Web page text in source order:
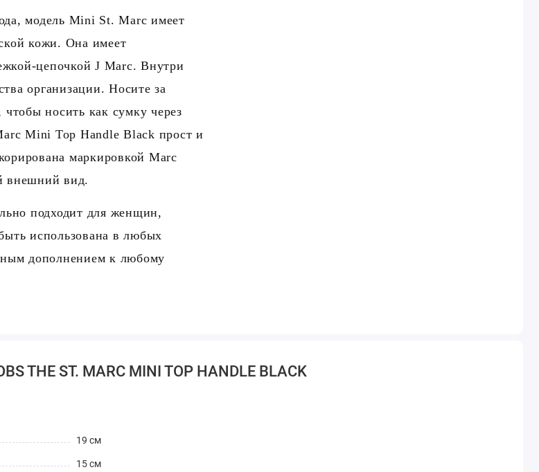
модель Mini St. Marc имеет
кожи. Она имеет
цепочкой J Marc. Внутри
организации. Носите за
носить как сумку через
Mini Top Handle Black прост и
маркировкой Marc
внешний вид.
подходит для женщин,
использована в любых
дополнением к любому
THE ST. MARC MINI TOP HANDLE BLACK
19 см
15 см